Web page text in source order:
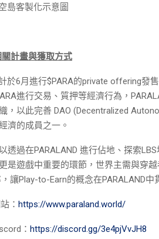
島客製化示意圖
計畫與獲取方式
於6月進行$PARA的private offering發
進行交易、質押等經濟行為，
，以此完善 DAO (Decentralized
濟的成員之一。
透過在PARALAND 進行佔地、探索
是遊戲中重要的環節，世界主需與穿
讓Play-to-Earn的概念在PARALAND中
： https://www.paraland.world/
： https://discord.gg/3e4pjVvJH8